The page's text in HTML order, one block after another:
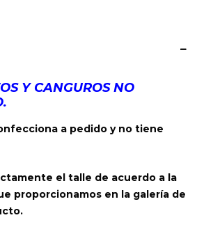
Y CANGUROS NO
a pedido y no tiene
el talle de acuerdo a la
proporcionamos en la galería de